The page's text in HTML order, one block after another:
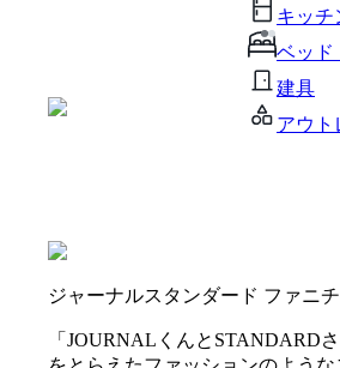
キッチ
ベッド
建具
アウト
ジャーナルスタンダード ファニ
「JOURNALくんとSTANDARD